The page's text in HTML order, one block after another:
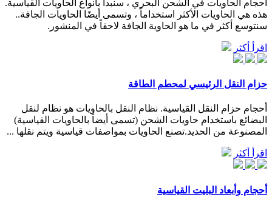
احجام الحاويات في الشحن البحري ، سنبدأ بأنواع الحاويات القياسية.
هذه هي الحاويات الأكثر استخداماً ، وتسمى أيضًا الحاويات الجافة..
سنتوسع أكثر في ما هو الحاوية الجافة لاحقاً في المنشور.
اقرأ أكثر
حزام النقل الرئيسي لمحطم الطاقة
أحجام حزام النقل القياسية. نظام النقل بالحاويات هو نظام لنقل
البضائع باستخدام حاويات الشحن (تسمى أيضاً بالحاويات القياسية)
المصنوعة من الحديد.تصنع الحاويات بمواصفات قياسية ويتم نقلها ...
اقرأ أكثر
أحجام وأبعاد البليت القياسية